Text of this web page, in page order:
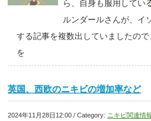
ら、自身も服用してい
ルンダールさんが、イ
する記事を複数出していましたの
を
英国、西欧のニキビの増加率など
2024年11月28日12:00 / Category: ニキビ関連情